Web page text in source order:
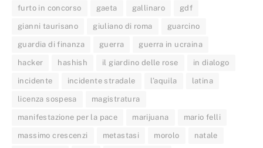
furto in concorso gaeta gallinaro gdf
gianni taurisano giuliano di roma guarcino
guardia di finanza guerra guerra in ucraina
hacker hashish il giardino delle rose in dialogo
incidente incidente stradale l’aquila latina
licenza sospesa magistratura
manifestazione per la pace marijuana mario felli
massimo crescenzi metastasi morolo natale